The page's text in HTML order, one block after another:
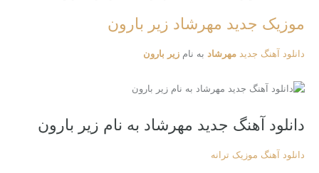
موزیک جدید مهرشاد زیر بارون
دانلود آهنگ جدید مهرشاد به نام زیر بارون
دانلود آهنگ جدید مهرشاد به نام زیر بارون
دانلود آهنگ موزیک ترانه